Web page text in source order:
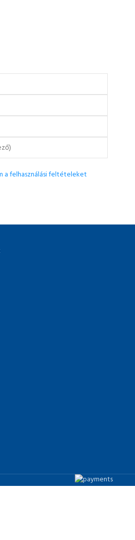
a felhasználási feltételeket